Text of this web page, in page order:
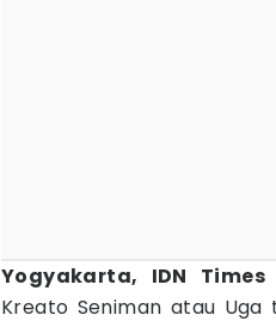
Yogyakarta, IDN Times
Kreato Seniman atau Uga